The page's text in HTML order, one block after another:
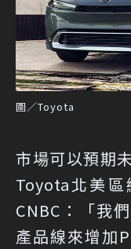
圖／Toyota
市場可以預期
Toyota北美
CNBC：「我
產品線來增加